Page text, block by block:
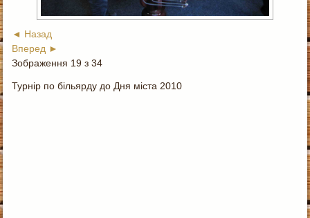
◄ Назад
Вперед ►
Зображення 19 з 34
Турнір по більярду до Дня міста 2010